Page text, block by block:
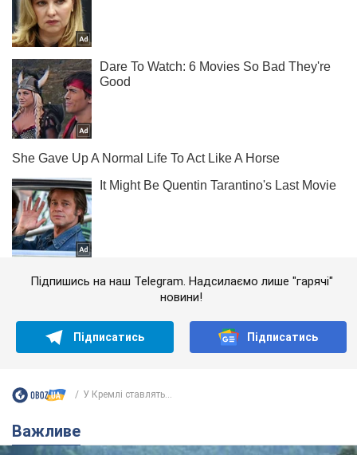
Підпишись на наш Telegram. Надсилаємо лише "гарячі"
новини!
Підписатись Підписатись
У Кремлі ставлять...
Важливе